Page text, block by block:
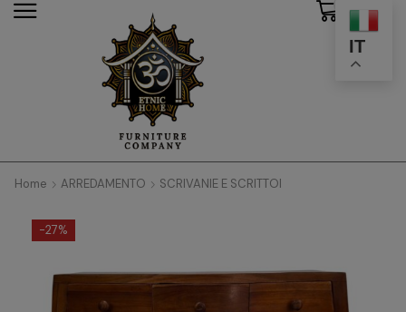
IT
Home ARREDAMENTO SCRIVANIE E SCRITTOI
-27%